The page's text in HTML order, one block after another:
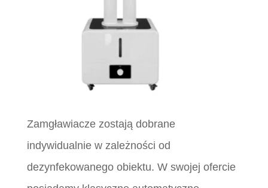
Zamgławiacze zostają dobrane
indywidualnie w zależności od
dezynfekowanego obiektu. W swojej ofercie